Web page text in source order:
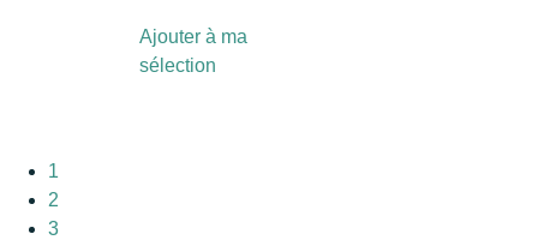
Ajouter à ma
sélection
1
2
3